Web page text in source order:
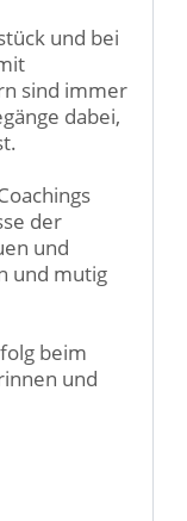
und bei
sind immer
dabei,
der
und
und mutig
beim
und